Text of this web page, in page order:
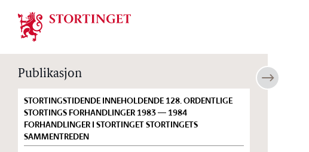
Stortinget.no
Publikasjon
STORTINGSTIDENDE INNEHOLDENDE 128. ORDENTLIGE
STORTINGS FORHANDLINGER 1983 — 1984
FORHANDLINGER I STORTINGET STORTINGETS
SAMMENTREDEN